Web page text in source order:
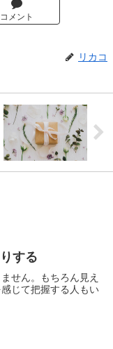
コメント
リカコ
する
せん。もちろん見え
じて把握する人もい